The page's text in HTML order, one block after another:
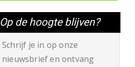
Op de hoogte blijven?
Schrijf je in op onze
nieuwsbrief en ontvang